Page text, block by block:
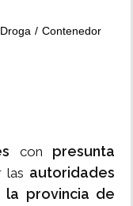
Contenedor
con presunta
las autoridades
provincia de